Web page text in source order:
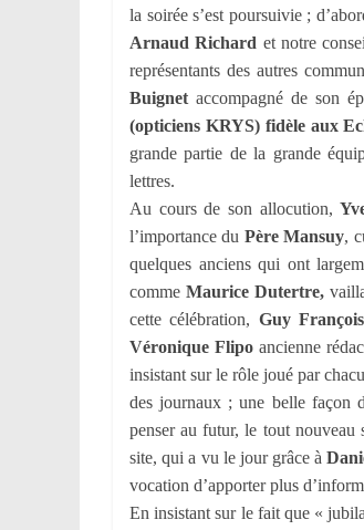
la soirée s’est poursuivie ;
Arnaud Richard et notre
représentants des autres
Buignet accompagné de son
(opticiens KRYS) fidèle aux
grande partie de la grande
lettres.
Au cours de son allocution,
l’importance du Père Mansuy,
quelques anciens qui ont
comme Maurice Dutertre,
cette célébration, Guy François
Véronique Flipo ancienne
insistant sur le rôle joué par
des journaux ; une belle façon
penser au futur, le tout
site, qui a vu le jour grâce à
vocation d’apporter plus
En insistant sur le fait que «